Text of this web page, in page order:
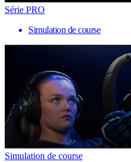
Série PRO
Simulation de course
Simulation de course